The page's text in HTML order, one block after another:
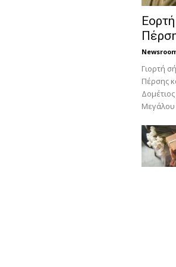
Γιορτή
Πέρσης
Μεγάλου